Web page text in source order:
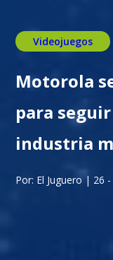
Videojuegos
Motorola
para
industria
Por: El Juguero | 26